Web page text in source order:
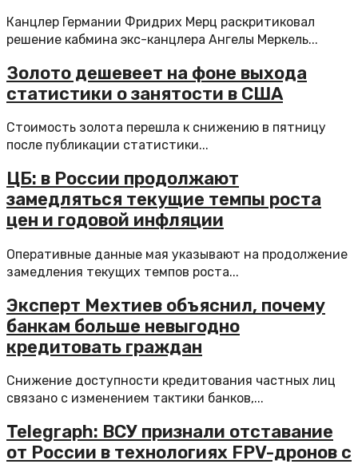
Канцлер Германии Фридрих Мерц раскритиковал
решение кабмина экс-канцлера Ангелы Меркель...
Золото дешевеет на фоне выхода
статистики о занятости в США
Стоимость золота перешла к снижению в пятницу
после публикации статистики...
ЦБ: в России продолжают
замедляться текущие темпы роста
цен и годовой инфляции
Оперативные данные мая указывают на продолжение
замедления текущих темпов роста...
Эксперт Мехтиев объяснил, почему
банкам больше невыгодно
кредитовать граждан
Снижение доступности кредитования частных лиц
связано с изменением тактики банков,...
Telegraph: ВСУ признали отставание
от России в технологиях FPV-дронов с